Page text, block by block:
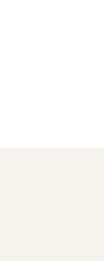
de Itapemirim
da Palha